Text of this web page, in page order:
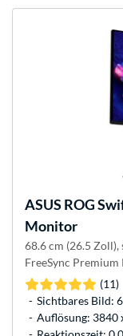
ASUS ROG
Monitor
68.6 cm (26.5
FreeSync
(11)
Sichtbares Bild:
Auflösung: 3840